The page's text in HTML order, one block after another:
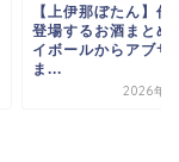
【上伊那ぼたん】作
登場するお酒まとめ
イボールからアブサ
ま...
2026年5